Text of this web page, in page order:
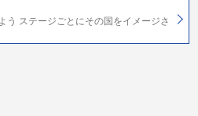
う ステージごとにその国をイメージさ